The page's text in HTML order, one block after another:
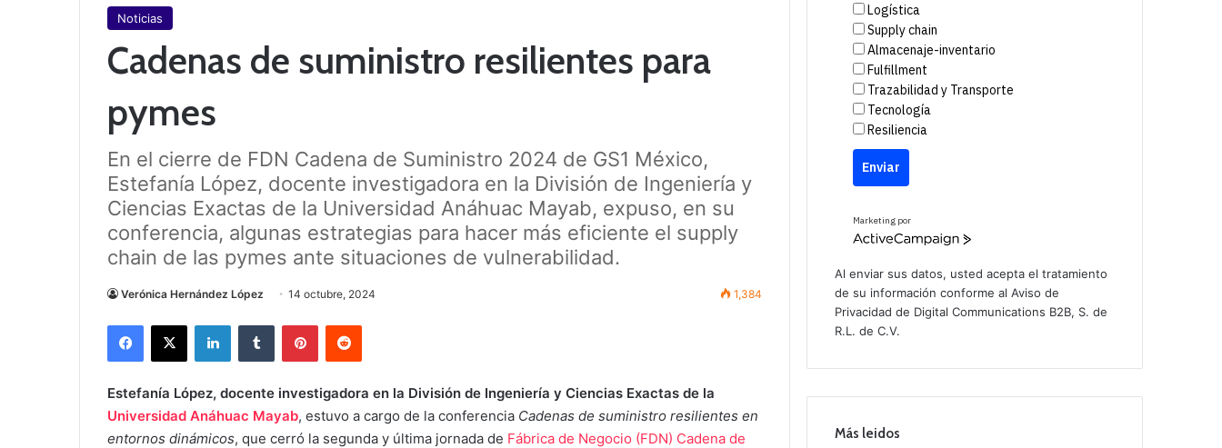
Noticias
Cadenas de suministro resilientes para
pymes
En el cierre de FDN Cadena de Suministro 2024 de GS1 México,
Estefanía López, docente investigadora en la División de Ingeniería y
Ciencias Exactas de la Universidad Anáhuac Mayab, expuso, en su
conferencia, algunas estrategias para hacer más eficiente el supply
chain de las pymes ante situaciones de vulnerabilidad.
Verónica Hernández López 14 octubre, 2024 1,384
Estefanía López, docente investigadora en la División de Ingeniería y Ciencias Exactas de la
Universidad Anáhuac Mayab, estuvo a cargo de la conferencia Cadenas de suministro resilientes en
entornos dinámicos, que cerró la segunda y última jornada de Fábrica de Negocio (FDN) Cadena de
Logística
Supply chain
Almacenaje-inventario
Fulfillment
Trazabilidad y Transporte
Tecnología
Resiliencia
Enviar
Marketing por
A
v
e
p
i
n
Al enviar sus datos, usted acepta el tratamiento
de su información conforme alAviso de
Privacidad de Digital Communications B2B, S. de
R.L. de C.V.
Más leidos